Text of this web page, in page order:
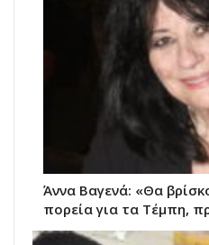
Άννα Βαγενά: «Θα
πορεία για τα Τέμπη,